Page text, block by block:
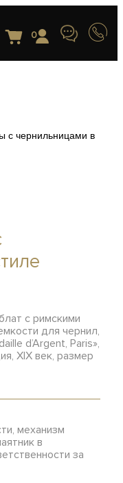
0
с чернильницами в
с римскими
для чернил,
d’Argent, Paris»,
XIX век, размер
механизм
в
за